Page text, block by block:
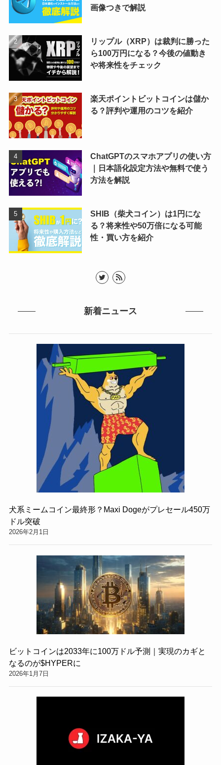
画像つきで解説
リップル（XRP）は裁判に勝った
ら100万円になる？今後の値動き
や将来性をチェック
楽天ポイントビットコインは儲か
る？評判や運用のコツを紹介
ChatGPTのスマホアプリの使い方
｜日本語化設定方法や無料で使う
方法を解説
SHIB（柴犬コイン）は1円にな
る？将来性や50万倍になる可能
性・買い方を紹介
新着ニュース
犬系ミームコイン最終形？Maxi Dogeがプレセール450万
ドル突破
2026年2月1日
ビットコインは2033年に100万ドル予測｜実現のカギと
なるのが$HYPERに
2026年1月7日